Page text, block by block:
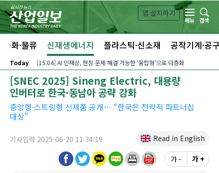
본문 바로가기
앱 설치하기
메뉴
검색
동화·물류 신재생에너지 플라스틱·신소재 공작기계·공
Today [15:04] AI 인재상, 현장 문제 해결 가능한 ‘융합형’으로 다층화
[SNEC 2025] Sineng Electric, 대용량
인버터로 한국·동남아 공략 강화
중앙형·스트링형 신제품 공개… “한국은 전략적 파트너십
대상”
기사입력 2025-06-20 11:34:19 Read in English
가 - 가 +